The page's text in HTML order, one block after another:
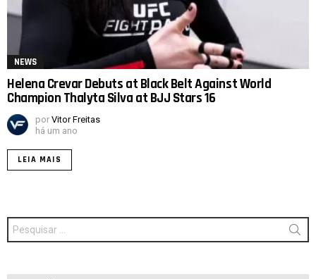
NEWS
Helena Crevar Debuts at Black Belt Against World
Champion Thalyta Silva at BJJ Stars 16
por Vitor Freitas
há um ano
LEIA MAIS
Procurar
por: